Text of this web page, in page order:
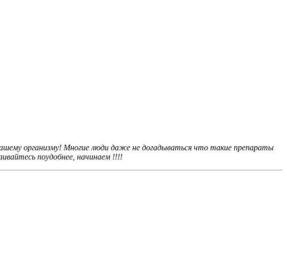
организму! Многие люди даже не догадываться что такие препараты
поудобнее, начинаем !!!!